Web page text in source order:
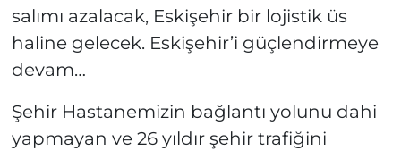
salımı azalacak, Eskişehir bir lojistik üs
haline gelecek. Eskişehir’i güçlendirmeye
devam…
Şehir Hastanemizin bağlantı yolunu dahi
yapmayan ve 26 yıldır şehir trafiğini